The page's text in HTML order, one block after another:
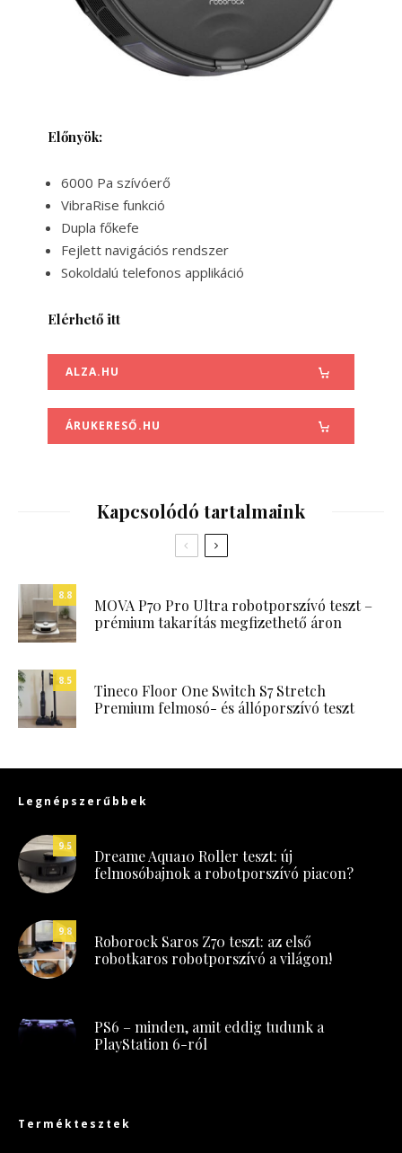
Előnyök:
6000 Pa szívóerő
VibraRise funkció
Dupla főkefe
Fejlett navigációs rendszer
Sokoldalú telefonos applikáció
Elérhető itt
ALZA.HU
ÁRUKERESŐ.HU
Kapcsolódó tartalmaink
8.8
MOVA P70 Pro Ultra robotporszívó teszt –
prémium takarítás megfizethető áron
8.5
Tineco Floor One Switch S7 Stretch
Premium felmosó- és állóporszívó teszt
Legnépszerűbbek
9.5
Dreame Aqua10 Roller teszt: új
felmosóbajnok a robotporszívó piacon?
9.8
Roborock Saros Z70 teszt: az első
robotkaros robotporszívó a világon!
PS6 – minden, amit eddig tudunk a
PlayStation 6-ról
Terméktesztek